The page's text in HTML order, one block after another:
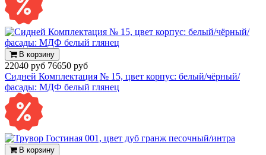
В корзину
22040 руб 76650 руб
Сидней Комплектация № 15, цвет корпус: белый/чёрный/
фасады: МДФ белый глянец
В корзину